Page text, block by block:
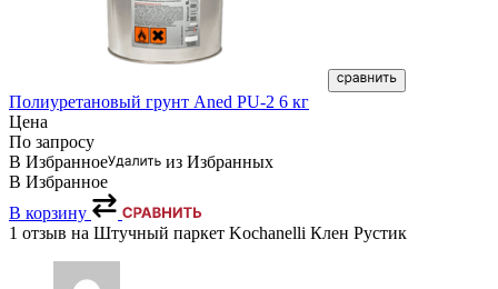
Полиуретановый грунт Aned PU-2 6 кг
Цена
По запросу
В Избранное
из Избранных
В Избранное
В корзину
1 отзыв на Штучный паркет Kochanelli Клен Рустик